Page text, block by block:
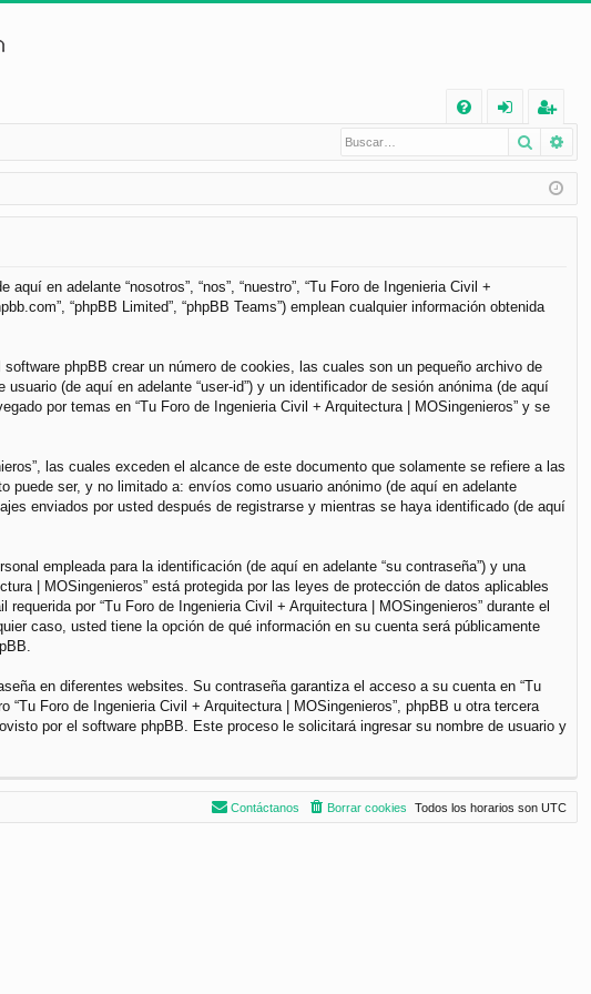
Q
nt
ifi
e
eg
ist
ra
Buscar
en adelante “nosotros”, “nos”, “nuestro”, “Tu Foro de Ingenieria Civil +
“phpBB Limited”, “phpBB Teams”) emplean cualquier información obtenida
phpBB crear un número de cookies, las cuales son un pequeño archivo de
(de aquí en adelante “user-id”) y un identificador de sesión anónima (de aquí
por temas en “Tu Foro de Ingenieria Civil + Arquitectura | MOSingenieros” y se
las cuales exceden el alcance de este documento que solamente se refiere a las
ser, y no limitado a: envíos como usuario anónimo (de aquí en adelante
enviados por usted después de registrarse y mientras se haya identificado (de aquí
empleada para la identificación (de aquí en adelante “su contraseña”) y una
| MOSingenieros” está protegida por las leyes de protección de datos aplicables
por “Tu Foro de Ingenieria Civil + Arquitectura | MOSingenieros” durante el
caso, usted tiene la opción de qué información en su cuenta será públicamente
en diferentes websites. Su contraseña garantiza el acceso a su cuenta en “Tu
Foro de Ingenieria Civil + Arquitectura | MOSingenieros”, phpBB u otra tercera
por el software phpBB. Este proceso le solicitará ingresar su nombre de usuario y
Todos los horarios son UTC
Borrar cookies
Contáctanos